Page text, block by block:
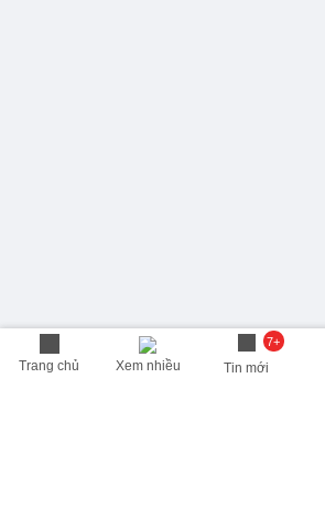
Trang chủ Xem nhiều
7+
Tin mới